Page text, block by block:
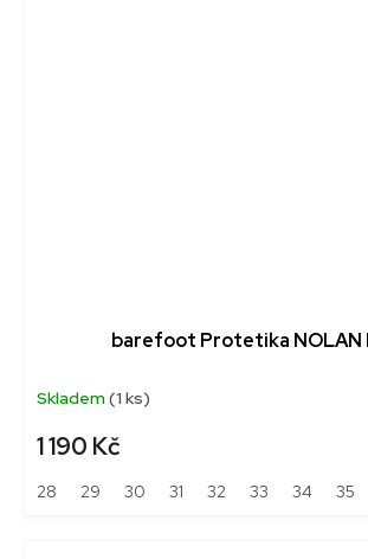
barefoot Protetika NOLAN
Skladem(1 ks)
1 190 Kč
28 29 30 31 32 33 34 35